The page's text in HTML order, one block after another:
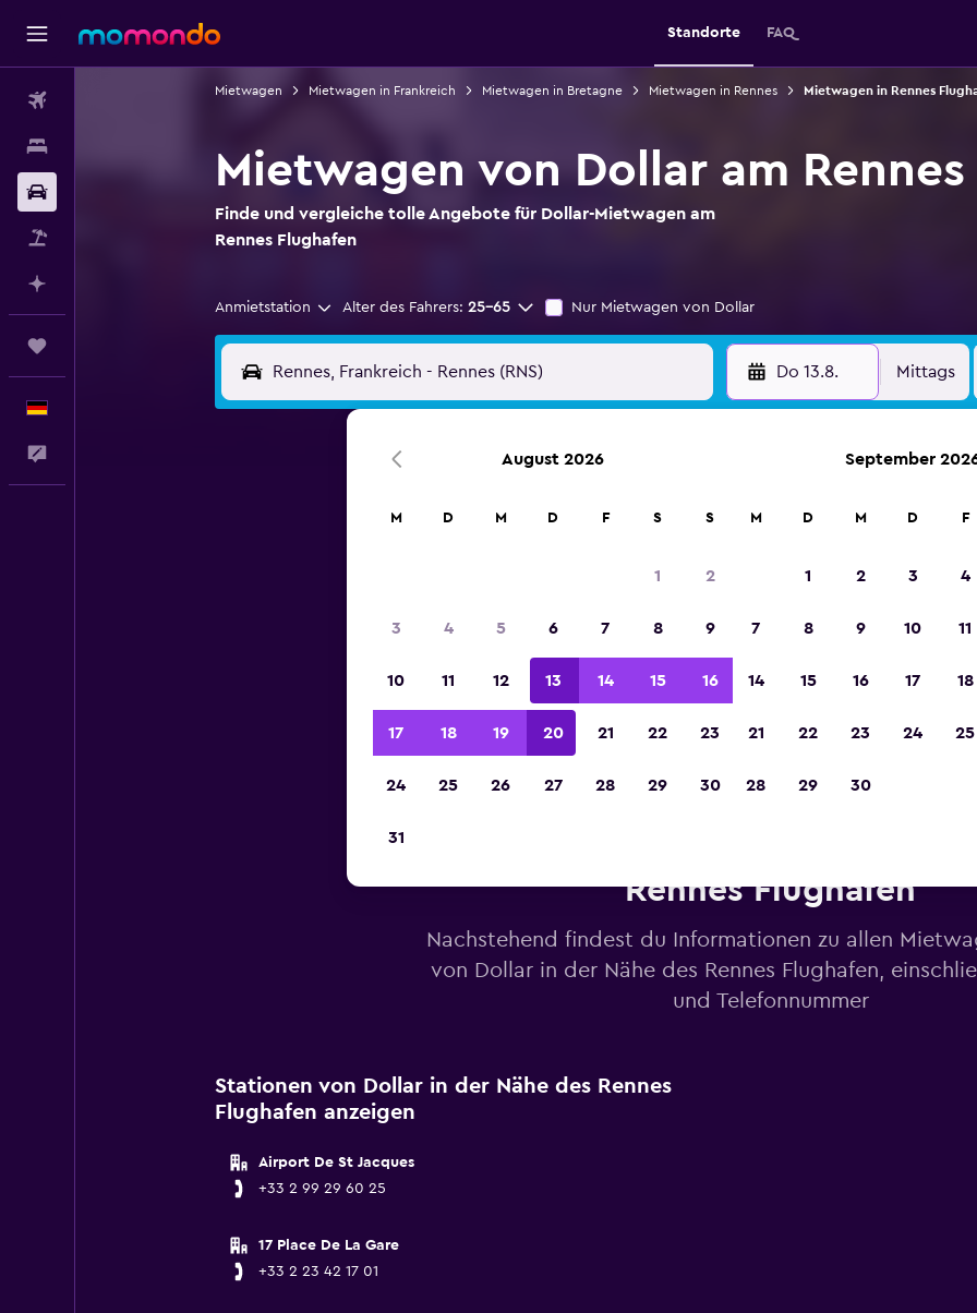
Standorte FAQ
Mietwagen Mietwagen in Frankreich Mietwagen in Bretagne Mietwagen in Rennes Mietwagen in Rennes
Mietwagen von Dollar am
Finde und vergleiche tolle Angebote für Dollar-Mietwagen am
Rennes Flughafen
Anmietstation Alter des Fahrers: 25-65 Nur Mietwagen von Dollar
Do 13.8. Mittags
Sieger 2023 gekürt
Rennes Flughafen
Nachstehend findest du Informationen zu allen
von Dollar in der Nähe des Rennes Flughafen,
und Telefonnummer
Stationen von Dollar in der Nähe des Rennes
Flughafen anzeigen
Airport De St Jacques
+33 2 99 29 60 25
17 Place De La Gare
+33 2 23 42 17 01
August 2026
M D M D F S S
1 2
3 4 5 6 7 8 9
10 11 12 13 14 15 16
17 18 19 20 21 22 23
24 25 26 27 28 29 30
31
September
M D M D F
1 2 3 4
7 8 9 10 11
14 15 16 17 18
21 22 23 24 25
28 29 30